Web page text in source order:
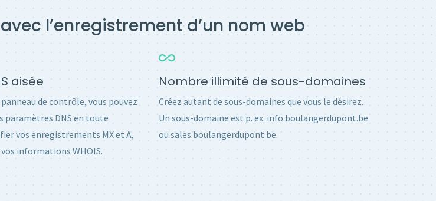
l’enregistrement d’un nom web
aisée
de contrôle, vous pouvez
paramètres DNS en toute
vos enregistrements MX et A,
informations WHOIS.
Nombre illimité de sous-domaines
Créez autant de sous-domaines que vous le désirez.
Un sous-domaine est p. ex. info.boulangerdupont.be
ou sales.boulangerdupont.be.